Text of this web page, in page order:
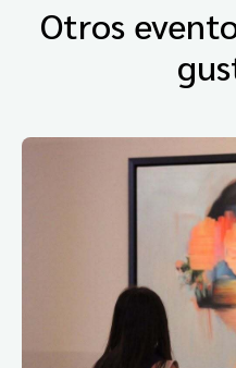
Otros